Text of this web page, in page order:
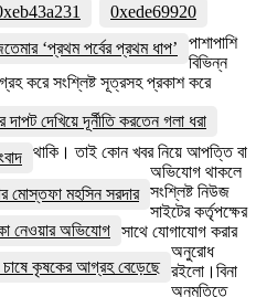
0xede69920
‘প্রথম পর্বের প্রথম ধাপ’
দেখিয়ে দূর্নীতি করতেন গলা ধরা
মোস্তফা মহসিন সরদার
নেওয়ার অভিযোগ
চাষে কৃষকের আগ্রহ বেড়েছে
পাশাপাশি
বিভিন্ন
করে সংশ্লিষ্ট সূত্রসহ প্রকাশ করে
থাকি। তাই কোন খবর নিয়ে আপত্তি বা
অভিযোগ থাকলে
সংশ্লিষ্ট নিউজ
সাইটের কর্তৃপক্ষের
সাথে যোগাযোগ করার
অনুরোধ
রইলো।বিনা
অনুমতিতে